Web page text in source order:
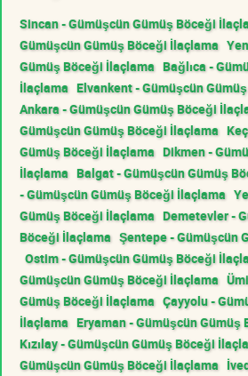
Sincan - Gümüşcün Gümüş Böceği
Gümüşcün Gümüş Böceği İlaçlama
Gümüş Böceği İlaçlama Bağlıca -
İlaçlama Elvankent - Gümüşcün
Ankara - Gümüşcün Gümüş Böceği
Gümüşcün Gümüş Böceği İlaçlama
Gümüş Böceği İlaçlama Dikmen -
İlaçlama Balgat - Gümüşcün Gümüş
- Gümüşcün Gümüş Böceği İlaçlama
Gümüş Böceği İlaçlama Demetevler -
Böceği İlaçlama Şentepe - Gümüşcün
Ostim - Gümüşcün Gümüş Böceği
Gümüşcün Gümüş Böceği İlaçlama
Gümüş Böceği İlaçlama Çayyolu -
İlaçlama Eryaman - Gümüşcün Gümüş
Kızılay - Gümüşcün Gümüş Böceği
Gümüşcün Gümüş Böceği İlaçlama